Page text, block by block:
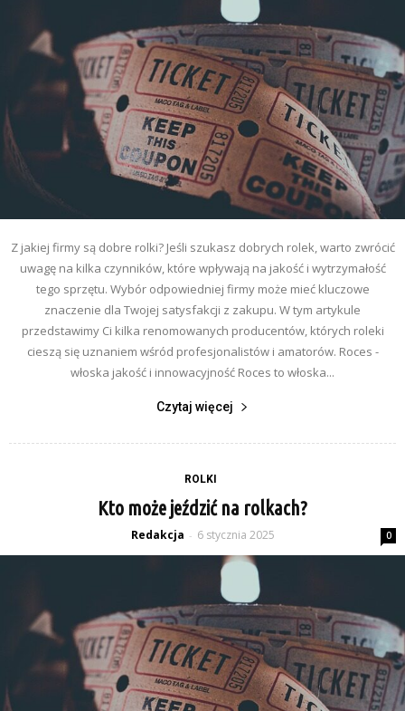
Z jakiej firmy są dobre rolki? Jeśli szukasz dobrych rolek, warto zwrócić
uwagę na kilka czynników, które wpływają na jakość i wytrzymałość
tego sprzętu. Wybór odpowiedniej firmy może mieć kluczowe
znaczenie dla Twojej satysfakcji z zakupu. W tym artykule
przedstawimy Ci kilka renomowanych producentów, których roleki
cieszą się uznaniem wśród profesjonalistów i amatorów. Roces -
włoska jakość i innowacyjność Roces to włoska...
Czytaj więcej
ROLKI
Kto może jeździć na rolkach?
Redakcja - 6 stycznia 2025 0